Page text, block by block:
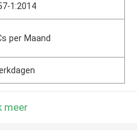
1:2014
per Maand
meer